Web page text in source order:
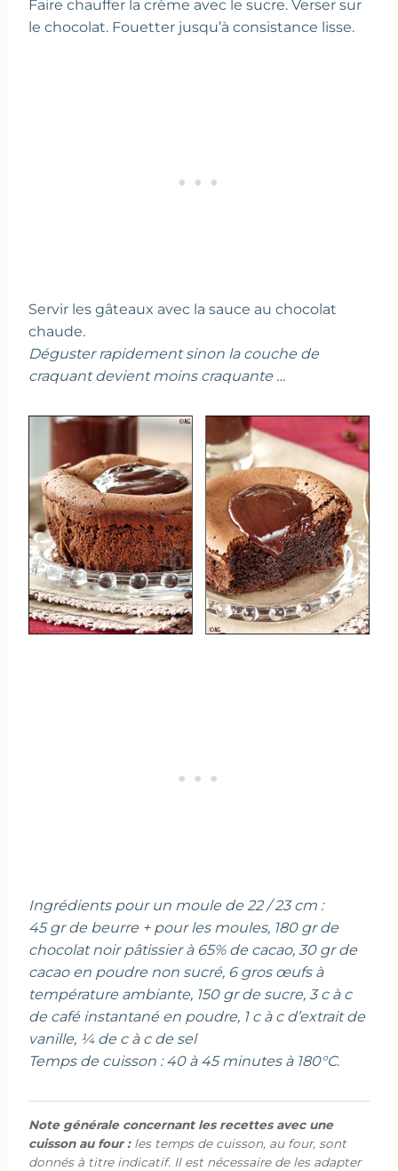
Faire chauffer la crème avec le sucre. Verser sur
le chocolat. Fouetter jusqu’à consistance lisse.
Servir les gâteaux avec la sauce au chocolat
chaude.
Déguster rapidement sinon la couche de
craquant devient moins craquante …
Ingrédients pour un moule de 22 / 23 cm :
45 gr de beurre + pour les moules, 180 gr de
chocolat noir pâtissier à 65% de cacao, 30 gr de
cacao en poudre non sucré, 6 gros œufs à
température ambiante, 150 gr de sucre, 3 c à c
de café instantané en poudre, 1 c à c d’extrait de
vanille, ¼ de c à c de sel
Temps de cuisson : 40 à 45 minutes à 180°C.
Note générale concernant les recettes avec une
cuisson au four :les temps de cuisson, au four, sont
donnés à titre indicatif. Il est nécessaire de les adapter